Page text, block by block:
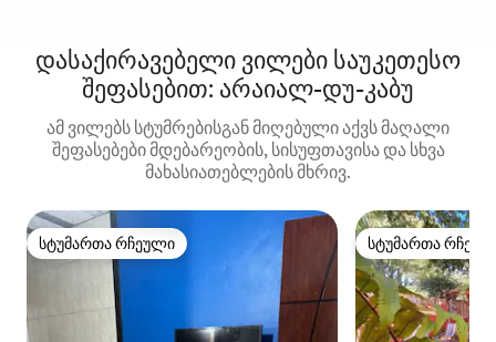
დასაქირავებელი ვილები საუკეთესო
შეფასებით: არაიალ-დუ-კაბუ
ამ ვილებს სტუმრებისგან მიღებული აქვს მაღალი
შეფასებები მდებარეობის, სისუფთავისა და სხვა
მახასიათებლების მხრივ.
სტუმართა რჩეული
სტუმართა რჩეული სტუმართა
სტუმართა